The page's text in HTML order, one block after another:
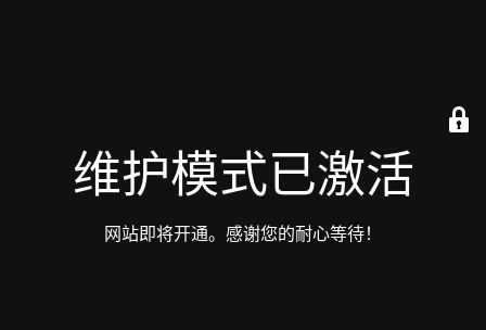
维护模式已激活
网站即将开通。感谢您的耐心等待！